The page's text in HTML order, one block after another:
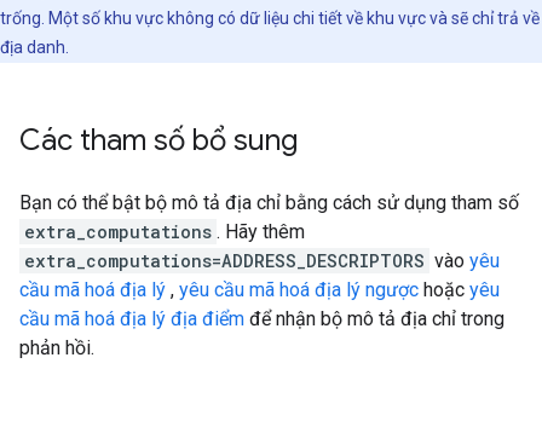
trống. Một số khu vực không có dữ liệu chi tiết về khu vực và sẽ chỉ trả về
địa danh.
Các tham số bổ sung
Bạn có thể bật bộ mô tả địa chỉ bằng cách sử dụng tham số
extra_computations . Hãy thêm
extra_computations=ADDRESS_DESCRIPTORS vào yêu
cầu mã hoá địa lý , yêu cầu mã hoá địa lý ngược hoặc yêu
cầu mã hoá địa lý địa điểm để nhận bộ mô tả địa chỉ trong
phản hồi.